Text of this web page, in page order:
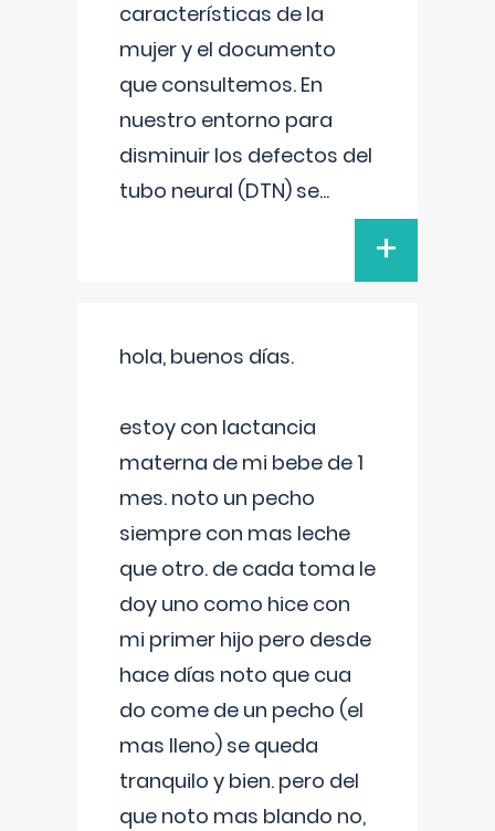
características de la
mujer y el documento
que consultemos. En
nuestro entorno para
disminuir los defectos del
tubo neural (DTN) se...
+
hola, buenos días.
estoy con lactancia
materna de mi bebe de 1
mes. noto un pecho
siempre con mas leche
que otro. de cada toma le
doy uno como hice con
mi primer hijo pero desde
hace días noto que cua
do come de un pecho (el
mas lleno) se queda
tranquilo y bien. pero del
que noto mas blando no,